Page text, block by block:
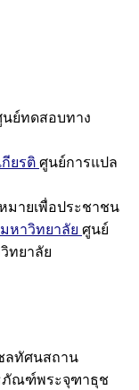
นย์ทดสอบทาง
ยรติ ศูนย์การแปล
มายเพื่อประชาชน
หาวิทยาลัย ศูนย์
ทยาลัย
ทัศนสถาน
ณฑ์พระจุฑาธุช